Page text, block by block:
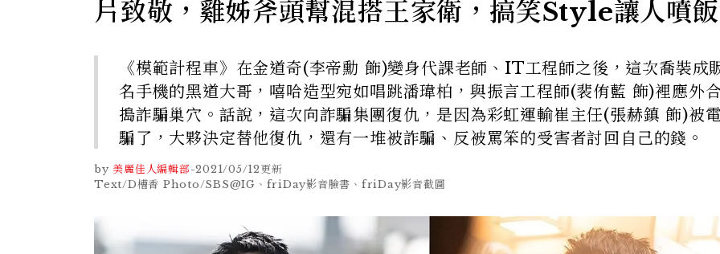
片致敬，雞姊斧頭幫混搭王家衛，搞笑Style讓人噴飯
《模範計程車》在金道奇(李帝勳 飾)變身代課老師、IT工程師之後，這次喬裝成
名手機的黑道大哥，嘻哈造型宛如唱跳潘瑋柏，與振言工程師(裴侑藍 飾)裡應外
搗詐騙巢穴。話說，這次向詐騙集團復仇，是因為彩虹運輸崔主任(張赫鎮 飾)被
騙了，大夥決定替他復仇，還有一堆被詐騙、反被罵笨的受害者討回自己的錢。
by 美麗佳人編輯部-2021/05/12更新
Text/D槽香 Photo/SBS@IG、friDay影音臉書、friDay影音截圖